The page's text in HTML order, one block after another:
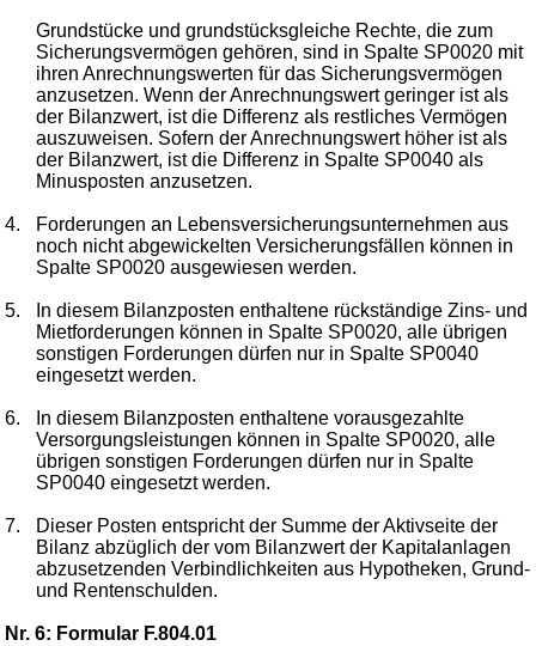
Grundstücke und grundstücksgleiche Rechte, die zum
Sicherungsvermögen gehören, sind in Spalte SP0020 mit
ihren Anrechnungswerten für das Sicherungsvermögen
anzusetzen. Wenn der Anrechnungswert geringer ist als
der Bilanzwert, ist die Differenz als restliches Vermögen
auszuweisen. Sofern der Anrechnungswert höher ist als
der Bilanzwert, ist die Differenz in Spalte SP0040 als
Minusposten anzusetzen.
4.
Forderungen an Lebensversicherungsunternehmen aus
noch nicht abgewickelten Versicherungsfällen können in
Spalte SP0020 ausgewiesen werden.
5.
In diesem Bilanzposten enthaltene rückständige Zins- und
Mietforderungen können in Spalte SP0020, alle übrigen
sonstigen Forderungen dürfen nur in Spalte SP0040
eingesetzt werden.
6.
In diesem Bilanzposten enthaltene vorausgezahlte
Versorgungsleistungen können in Spalte SP0020, alle
übrigen sonstigen Forderungen dürfen nur in Spalte
SP0040 eingesetzt werden.
7.
Dieser Posten entspricht der Summe der Aktivseite der
Bilanz abzüglich der vom Bilanzwert der Kapitalanlagen
abzusetzenden Verbindlichkeiten aus Hypotheken, Grund-
und Rentenschulden.
Nr. 6: Formular F.804.01